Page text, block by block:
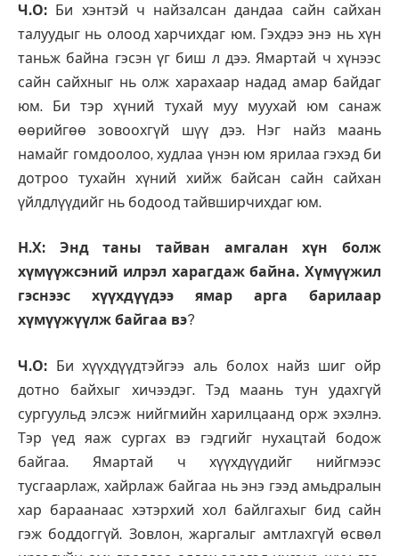
Ч.О: Би хэнтэй ч найзалсан дандаа сайн сайхан
талуудыг нь олоод харчихдаг юм. Гэхдээ энэ нь хүн
таньж байна гэсэн үг биш л дээ. Ямартай ч хүнээс
сайн сайхныг нь олж харахаар надад амар байдаг
юм. Би тэр хүний тухай муу муухай юм санаж
өөрийгөө зовоохгүй шүү дээ. Нэг найз маань
намайг гомдоолоо, худлаа үнэн юм ярилаа гэхэд би
дотроо тухайн хүний хийж байсан сайн сайхан
үйлдлүүдийг нь бодоод тайвширчихдаг юм.
Н.Х: Энд таны тайван амгалан хүн болж
хүмүүжсэний илрэл харагдаж байна. Хүмүүжил
гэснээс хүүхдүүдээ ямар арга барилаар
хүмүүжүүлж байгаа вэ?
Ч.О: Би хүүхдүүдтэйгээ аль болох найз шиг ойр
дотно байхыг хичээдэг. Тэд маань тун удахгүй
сургуульд элсэж нийгмийн харилцаанд орж эхэлнэ.
Тэр үед яаж сургах вэ гэдгийг нухацтай бодож
байгаа. Ямартай ч хүүхдүүдийг нийгмээс
тусгаарлаж, хайрлаж байгаа нь энэ гээд амьдралын
хар бараанаас хэтэрхий хол байлгахыг бид сайн
гэж боддоггүй. Зовлон, жаргалыг амтлахгүй өсвөл